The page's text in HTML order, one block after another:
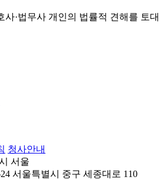
청사안내
서울특별시 중구 세종대로 110